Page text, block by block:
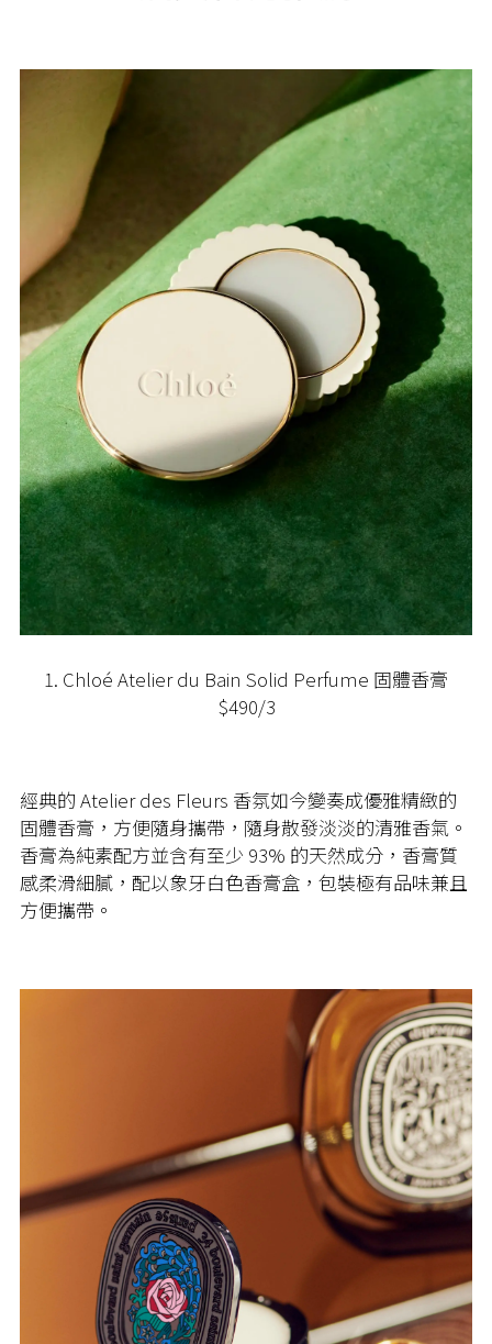
1. Chloé Atelier du Bain Solid Perfume 固體香膏
$490/3
經典的 Atelier des Fleurs 香氛如今變奏成優雅精緻的
固體香膏，方便隨身攜帶，隨身散發淡淡的清雅香氣。
香膏為純素配方並含有至少 93% 的天然成分，香膏質
感柔滑細膩，配以象牙白色香膏盒，包裝極有品味兼且
方便攜帶。